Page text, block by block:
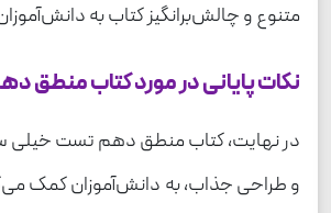
متنوع و چالش‌برانگیز کتاب به
نکات پایانی در مورد کتاب منطق
در نهایت، کتاب منطق دهم تست خیلی
و طراحی جذاب، به دانش‌آموزان کمک